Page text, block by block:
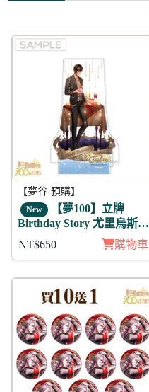
【夢谷-預購】
New 【夢100】立牌
Birthday Story 尤里烏斯
月覺
NT$650 購物車